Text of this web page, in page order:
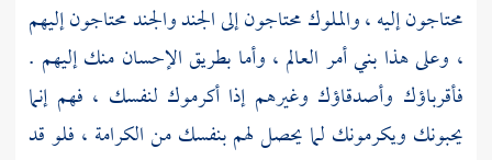
محتاجون إليه ، والملوك محتاجون إلى الجند والجند محتاجون إليهم
، وعلى هذا بني أمر العالم ، وأما بطريق الإحسان منك إليهم .
فأقرباؤك وأصدقاؤك وغيرهم إذا أكرموك لنفسك ، فهم إنما
يحبونك ويكرمونك لما يحصل لهم بنفسك من الكرامة ، فلو قد